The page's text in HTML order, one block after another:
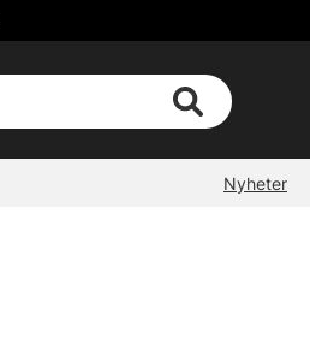
Nyheter